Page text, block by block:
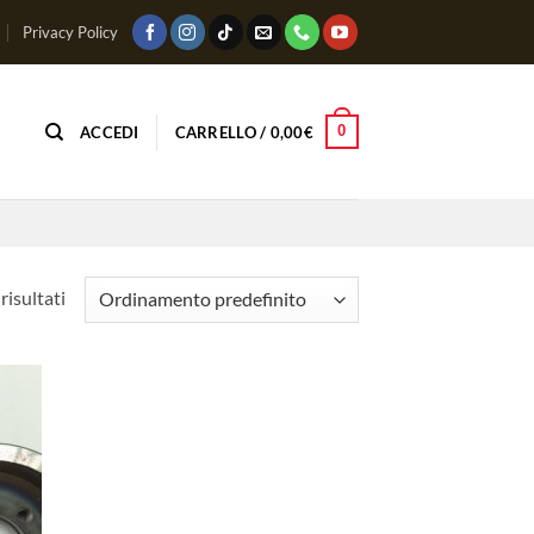
Privacy Policy
ACCEDI CARRELLO / 0,00€ 0
risultati